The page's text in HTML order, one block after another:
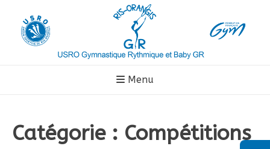
contenu
Menu
Catégorie : Compétitions